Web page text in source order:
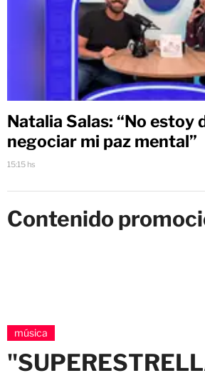
Natalia Salas: “No estoy
negociar mi paz mental”
15:15 hs
Contenido
música